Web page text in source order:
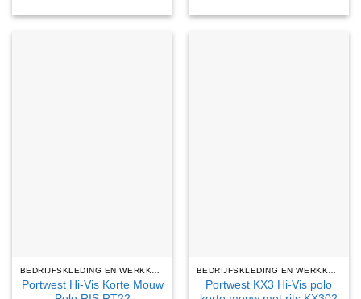
Portwest Hi-Vis Korte Mouw
Portwest KX3 Hi-Vis polo